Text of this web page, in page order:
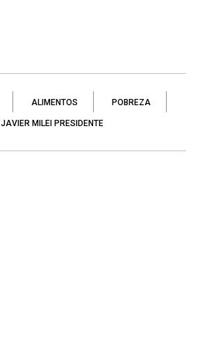
ALIMENTOS POBREZA
JAVIER MILEI PRESIDENTE